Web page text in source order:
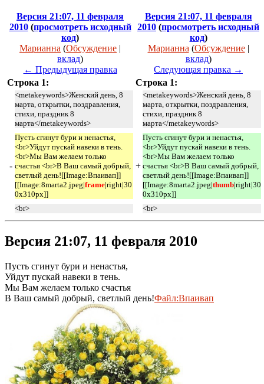
Версия 21:07, 11 февраля
2010(просмотреть исходный
код)
Марианна (Обсуждение |
вклад)
← Предыдущая правка
Версия 21:07, 11 февраля
2010 (просмотреть исходный
код)
Марианна (Обсуждение|
вклад)
Следующая правка →
Строка 1:
Строка 1:
<metakeywords>Женский день, 8
марта, открытки, поздравления,
стихи, праздник 8
марта</metakeywords>
<metakeywords>Женский день, 8
марта, открытки, поздравления,
стихи, праздник 8
марта</metakeywords>
-
Пусть сгинут бури и ненастья,
<br>Уйдут пускай навеки в тень.
<br>Мы Вам желаем только
счастья <br>В Ваш самый добрый,
светлый день![[Image:Впаивап]]
[[Image:8marta2.jpeg|frame|right|30
0x310px]]
+
Пусть сгинут бури и ненастья,
<br>Уйдут пускай навеки в тень.
<br>Мы Вам желаем только
счастья <br>В Ваш самый добрый,
светлый день![[Image:Впаивап]]
[[Image:8marta2.jpeg|thumb|right|30
0x310px]]
<br>
<br>
Версия 21:07, 11 февраля 2010
Пусть сгинут бури и ненастья,
Уйдут пускай навеки в тень.
Мы Вам желаем только счастья
В Ваш самый добрый, светлый день!Файл:Впаивап